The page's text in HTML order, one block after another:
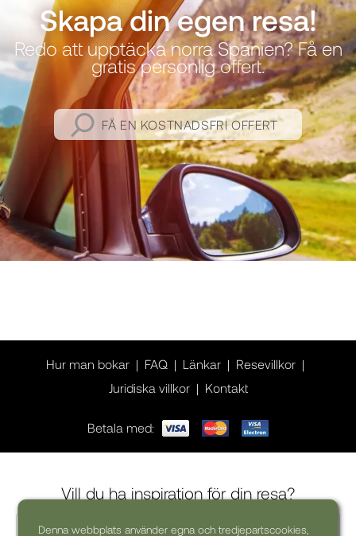
Denna webbplats använder egna och tredjepartscookies,
Skapa din egen resa!
Redo att upptäcka norra Spanien? Få en
gratis personlig offert.
FÅ EN KOSTNADSFRI OFFERT
Hur man bokar FAQ Länkar
Resevillkor
Juridiska villkor
Kontakt
Betala med:
Vill du ha inspiration för din resa?